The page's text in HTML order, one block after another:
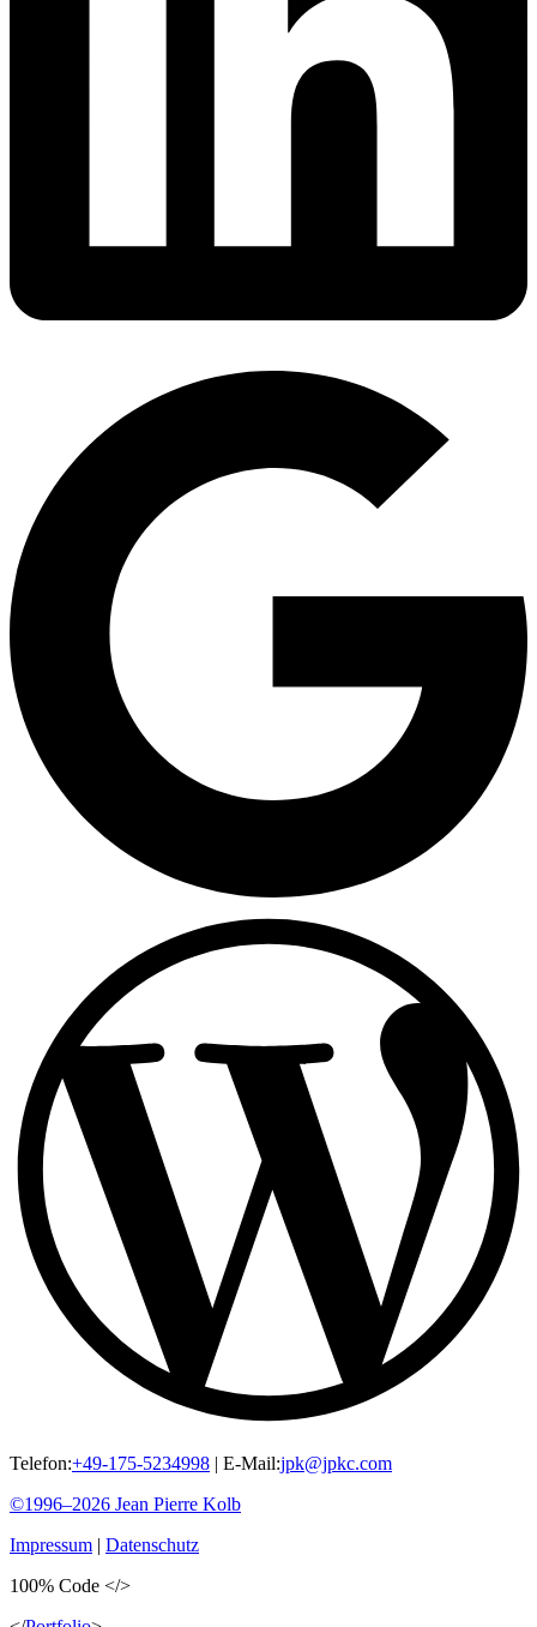
Telefon:+49-175-5234998 | E-Mail:jpk@jpkc.com
©1996–2026 Jean Pierre Kolb
Impressum | Datenschutz
100% Code </>